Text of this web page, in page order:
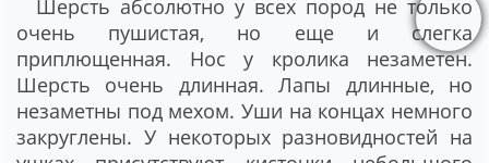
Шерсть абсолютно у всех пород не только
очень пушистая, но еще и слегка
приплющенная. Нос у кролика незаметен.
Шерсть очень длинная. Лапы длинные, но
незаметны под мехом. Уши на концах немного
закруглены. У некоторых разновидностей на